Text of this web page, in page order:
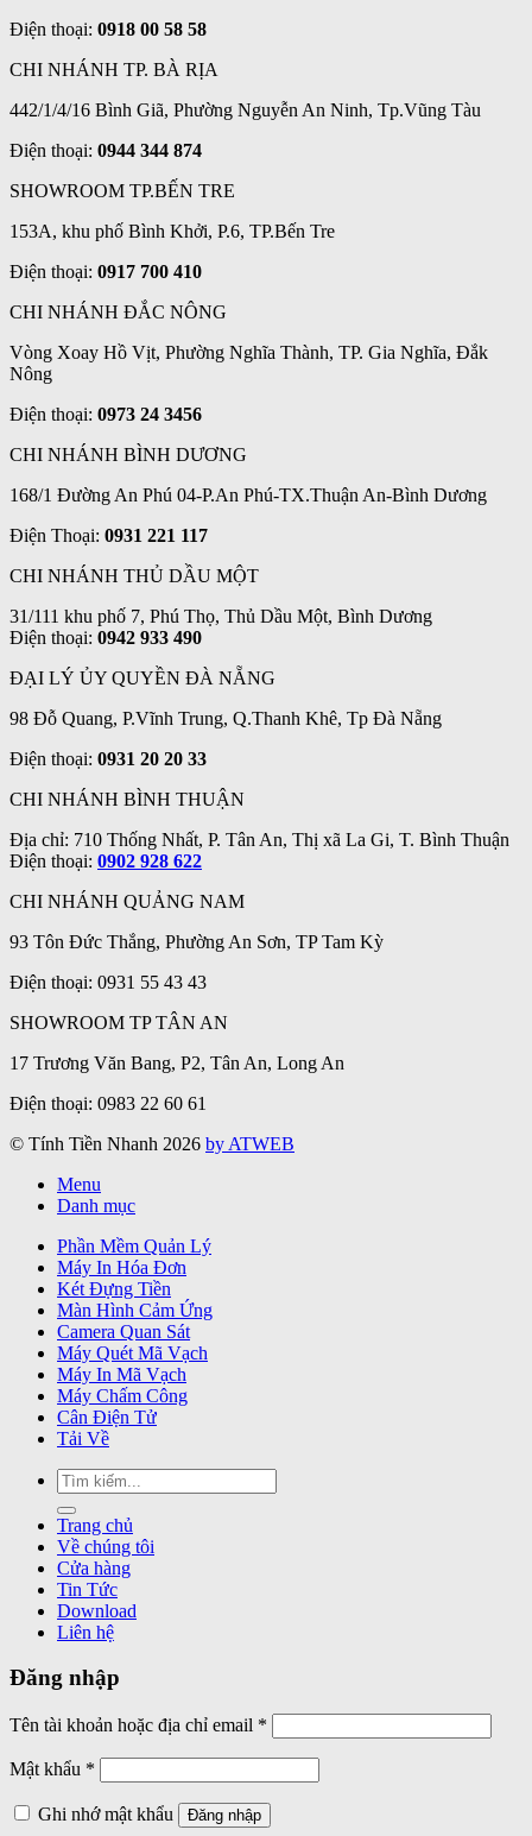
Điện thoại: 0918 00 58 58
CHI NHÁNH TP. BÀ RỊA
442/1/4/16 Bình Giã, Phường Nguyễn An Ninh, Tp.Vũng Tàu
Điện thoại: 0944 344 874
SHOWROOM TP.BẾN TRE
153A, khu phố Bình Khởi, P.6, TP.Bến Tre
Điện thoại: 0917 700 410
CHI NHÁNH ĐẮC NÔNG
Vòng Xoay Hồ Vịt, Phường Nghĩa Thành, TP. Gia Nghĩa, Đắk
Nông
Điện thoại: 0973 24 3456
CHI NHÁNH BÌNH DƯƠNG
168/1 Đường An Phú 04-P.An Phú-TX.Thuận An-Bình Dương
Điện Thoại: 0931 221 117
CHI NHÁNH THỦ DẦU MỘT
31/111 khu phố 7, Phú Thọ, Thủ Dầu Một, Bình Dương
Điện thoại: 0942 933 490
ĐẠI LÝ ỦY QUYỀN ĐÀ NẴNG
98 Đỗ Quang, P.Vĩnh Trung, Q.Thanh Khê, Tp Đà Nẵng
Điện thoại: 0931 20 20 33
CHI NHÁNH BÌNH THUẬN
Địa chỉ: 710 Thống Nhất, P. Tân An, Thị xã La Gi, T. Bình Thuận
Điện thoại: 0902 928 622
CHI NHÁNH QUẢNG NAM
93 Tôn Đức Thắng, Phường An Sơn, TP Tam Kỳ
Điện thoại: 0931 55 43 43
SHOWROOM TP TÂN AN
17 Trương Văn Bang, P2, Tân An, Long An
Điện thoại: 0983 22 60 61
© Tính Tiền Nhanh 2026 by ATWEB
Menu
Danh mục
Phần Mềm Quản Lý
Máy In Hóa Đơn
Két Đựng Tiền
Màn Hình Cảm Ứng
Camera Quan Sát
Máy Quét Mã Vạch
Máy In Mã Vạch
Máy Chấm Công
Cân Điện Tử
Tải Về
Tìm
kiếm:
Trang chủ
Về chúng tôi
Cửa hàng
Tin Tức
Download
Liên hệ
Đăng nhập
Tên tài khoản hoặc địa chỉ email *
buộc
Mật khẩu *
buộc
Ghi nhớ mật khẩu
Đăng nhập